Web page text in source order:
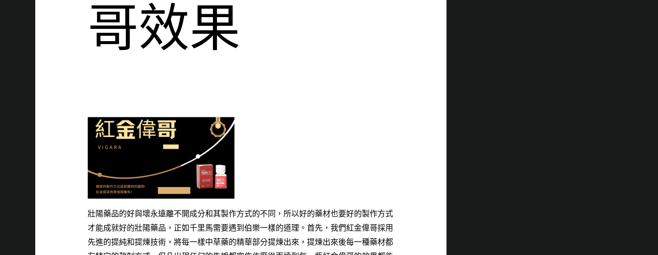
哥效果
壯陽藥品的好與壞永遠離不開成分和其製作方式的不同，所以好的藥材也要好的製作方式
才能成就好的壯陽藥品，正如千里馬需要遇到伯樂一樣的道理。首先，我們紅金偉哥採用
先進的提純和提煉技術，將每一樣中草藥的精華部分提煉出來，提煉出來後每一種藥材都